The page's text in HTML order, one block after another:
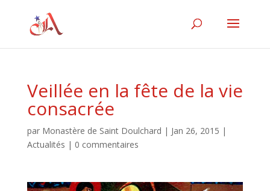
Veillée en la fête de la vie
consacrée
par Monastère de Saint Doulchard | Jan 26, 2015 |
Actualités | 0 commentaires